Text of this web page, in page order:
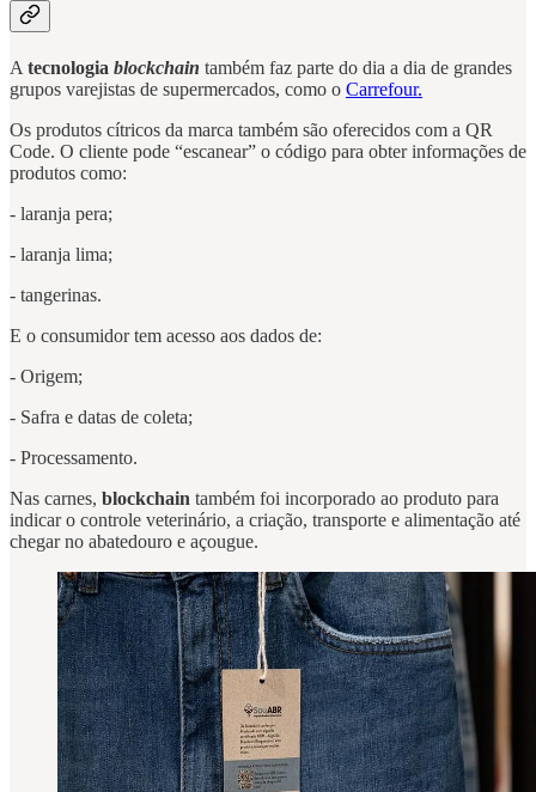
A tecnologia blockchain também faz parte do dia a dia de grandes
grupos varejistas de supermercados, como o Carrefour.
Os produtos cítricos da marca também são oferecidos com a QR
Code. O cliente pode “escanear” o código para obter informações de
produtos como:
- laranja pera;
- laranja lima;
- tangerinas.
E o consumidor tem acesso aos dados de:
- Origem;
- Safra e datas de coleta;
- Processamento.
Nas carnes, blockchain também foi incorporado ao produto para
indicar o controle veterinário, a criação, transporte e alimentação até
chegar no abatedouro e açougue.